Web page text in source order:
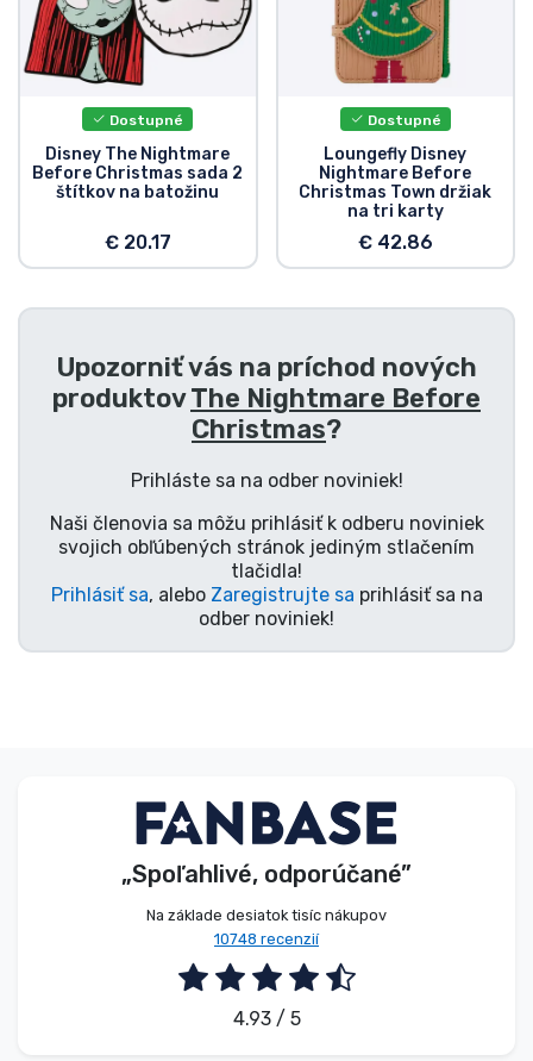
Dostupné
Disney The Nightmare
Before Christmas sada 2
štítkov na batožinu
€ 20.17
Dostupné
Loungefly Disney
Nightmare Before
Christmas Town držiak
na tri karty
€ 42.86
Upozorniť vás na príchod nových
produktovThe Nightmare Before
Christmas?
Prihláste sa na odber noviniek!
Naši členovia sa môžu prihlásiť k odberu noviniek
svojich obľúbených stránok jediným stlačením
tlačidla!
Prihlásiť sa, alebo Zaregistrujte sa prihlásiť sa na
odber noviniek!
„Spoľahlivé, odporúčané”
Na základe desiatok tisíc nákupov
10748 recenzií
4.93 / 5
Značky